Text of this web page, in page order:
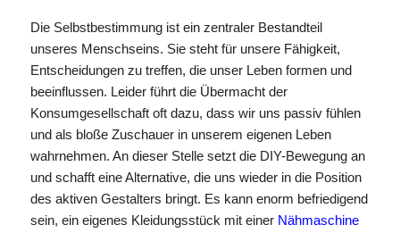
Die Selbstbestimmung ist ein zentraler Bestandteil
unseres Menschseins. Sie steht für unsere Fähigkeit,
Entscheidungen zu treffen, die unser Leben formen und
beeinflussen. Leider führt die Übermacht der
Konsumgesellschaft oft dazu, dass wir uns passiv fühlen
und als bloße Zuschauer in unserem eigenen Leben
wahrnehmen. An dieser Stelle setzt die DIY-Bewegung an
und schafft eine Alternative, die uns wieder in die Position
des aktiven Gestalters bringt. Es kann enorm befriedigend
sein, ein eigenes Kleidungsstück mit einer Nähmaschine